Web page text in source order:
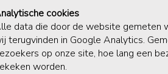
cookies
data die door de website gemeten
terugvinden in Google Analytics.
op onze site, hoe lang een
worden.